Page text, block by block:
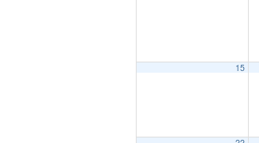
15